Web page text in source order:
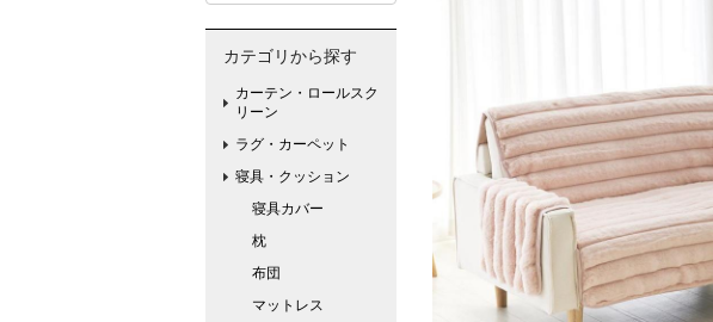
カテゴリから探す
カーテン・ロールスク
リーン
ラグ・カーペット
寝具・クッション
寝具カバー
枕
布団
マットレス